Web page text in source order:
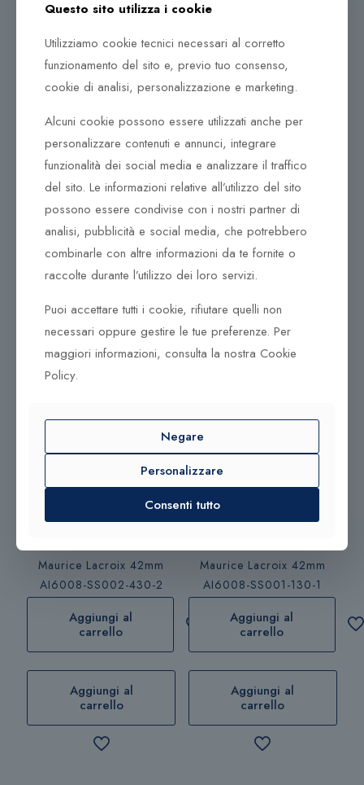
cassa
Per pulire i bracciali in metallo, PVD e ceramica, i
cinturini in gomma, acetato e le casse
impermeabili, usare acqua con sapone e una
per eliminare i residui del lavaggio. Non usare mai
agenti detergenti. Pulire con un panno morbido
Dopo ogni utilizzo in ambiente salino o clorato
(acqua del mare o della piscina), risciacquare
sempre l’orologio con acqua tiepida.
Si consiglia di sostituire le batterie scariche o
esaurite, poiché potrebbero rilasciare delle
perdite e danneggiare il movimento e le
Cura dei cinturini in pelle, pelle esotica e tessuto:
Trattandosi di materiali naturali, assicurarsi di
proteggere il cinturino da esposizioni prolungate a
sole e umidità in modo da non alterarne forma e
non dovrebbero essere usati sott’acqua.
Prodotti correlati
Maurice Lacroix 42mm
AI6008-SS002-430-2
Aggiungi al
carrello
Aggiungi al
carrello
Maurice Lacroix 42mm
AI6008-SS001-130-1
Aggiungi al
carrello
Aggiungi al
carrello
Questo sito utilizza i cookie
Utilizziamo cookie tecnici necessari al corretto
funzionamento del sito e, previo tuo consenso,
cookie di analisi, personalizzazione e marketing.
Alcuni cookie possono essere utilizzati anche per
personalizzare contenuti e annunci, integrare
funzionalità dei social media e analizzare il traffico
del sito. Le informazioni relative all’utilizzo del sito
possono essere condivise con i nostri partner di
analisi, pubblicità e social media, che potrebbero
combinarle con altre informazioni da te fornite o
raccolte durante l’utilizzo dei loro servizi.
Puoi accettare tutti i cookie, rifiutare quelli non
necessari oppure gestire le tue preferenze. Per
maggiori informazioni, consulta la nostra Cookie
Policy.
Negare
Personalizzare
Consenti tutto